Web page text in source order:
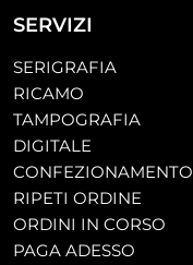
SERVIZI
SERIGRAFIA
RICAMO
TAMPOGRAFIA
DIGITALE
CONFEZIONAMENTO
RIPETI ORDINE
ORDINI IN CORSO
PAGA ADESSO